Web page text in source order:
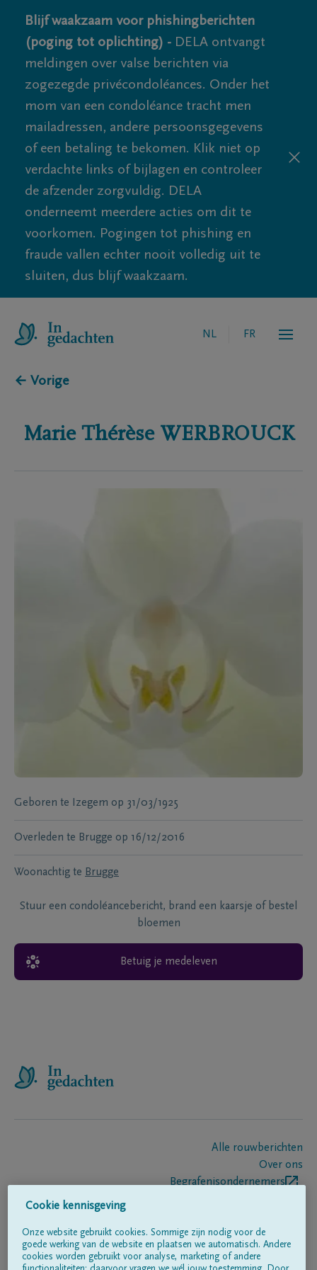
Blijf waakzaam voor phishingberichten
(poging tot oplichting) - DELA ontvangt
meldingen over valse berichten via
zogezegde privécondoléances. Onder het
mom van een condoléance tracht men
mailadressen, andere persoonsgegevens
of een betaling te bekomen. Klik niet op
verdachte links of bijlagen en controleer
de afzender zorgvuldig. DELA
onderneemt meerdere acties om dit te
voorkomen. Pogingen tot phishing en
fraude vallen echter nooit volledig uit te
sluiten, dus blijf waakzaam.
NL FR
← Vorige
Marie Thérèse WERBROUCK
Geboren te Izegem op 31/03/1925
Overleden te Brugge op 16/12/2016
Woonachtig te Brugge
Stuur een condoléancebericht, brand een kaarsje of bestel
bloemen
Betuig je medeleven
Alle rouwberichten
Over ons
Begrafenisondernemers
Volg ons op
Cookie kennisgeving
Onze website gebruikt cookies. Sommige zijn nodig voor de
goede werking van de website en plaatsen we automatisch. Andere
cookies worden gebruikt voor analyse, marketing of andere